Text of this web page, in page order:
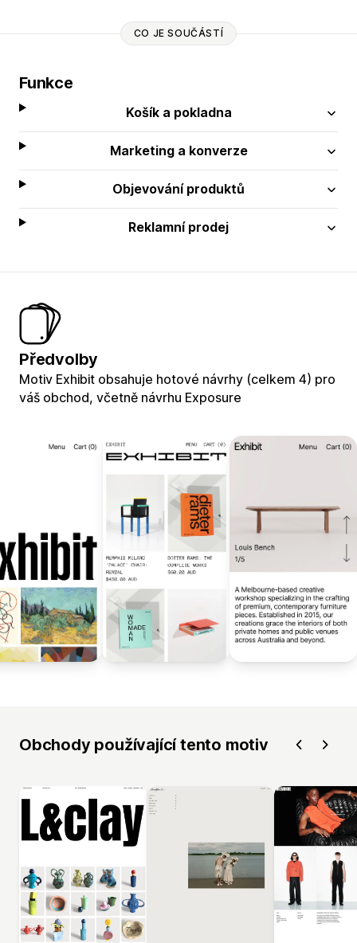
CO JE SOUČÁSTÍ
Funkce
Košík a pokladna
Marketing a konverze
Objevování produktů
Reklamní prodej
Předvolby
Motiv Exhibit obsahuje hotové návrhy (celkem 4) pro
váš obchod, včetně návrhu Exposure
Obchody používající tento motiv